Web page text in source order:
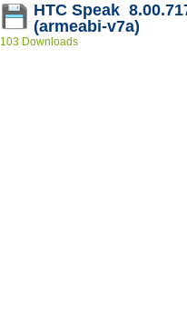
HTC Speak
(armeabi-v7a)
103 Downloads